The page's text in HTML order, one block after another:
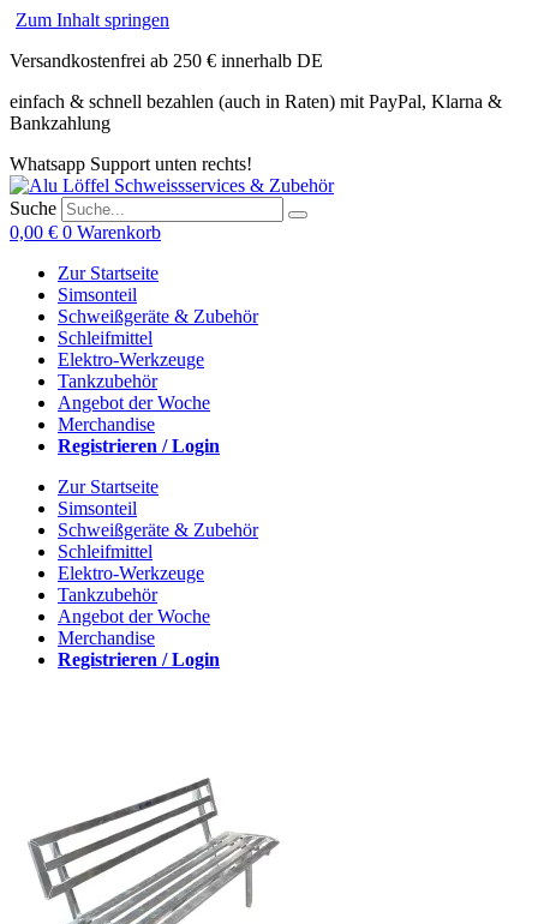
Zum Inhalt springen
Versandkostenfrei ab 250 € innerhalb DE
einfach & schnell bezahlen (auch in Raten) mit PayPal, Klarna &
Bankzahlung
Whatsapp Support unten rechts!
Suche
0,00 € 0 Warenkorb
Zur Startseite
Simsonteil
Schweißgeräte & Zubehör
Schleifmittel
Elektro-Werkzeuge
Tankzubehör
Angebot der Woche
Merchandise
Registrieren / Login
Zur Startseite
Simsonteil
Schweißgeräte & Zubehör
Schleifmittel
Elektro-Werkzeuge
Tankzubehör
Angebot der Woche
Merchandise
Registrieren / Login